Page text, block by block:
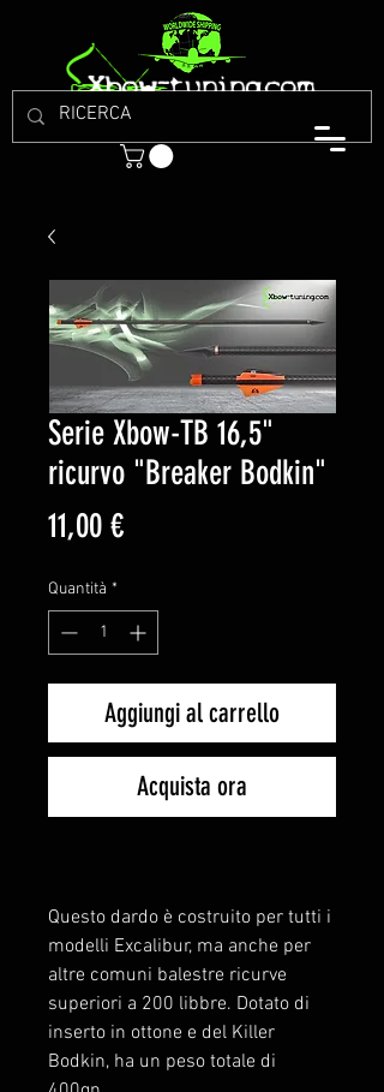
Serie Xbow-TB 16,5"
ricurvo "Breaker Bodkin"
11,00 €Prezzo
Quantità *
Aggiungi al carrello
Acquista ora
Questo dardo è costruito per tutti i
modelli Excalibur, ma anche per
altre comuni balestre ricurve
superiori a 200 libbre. Dotato di
inserto in ottone e del Killer
Bodkin, ha un peso totale di